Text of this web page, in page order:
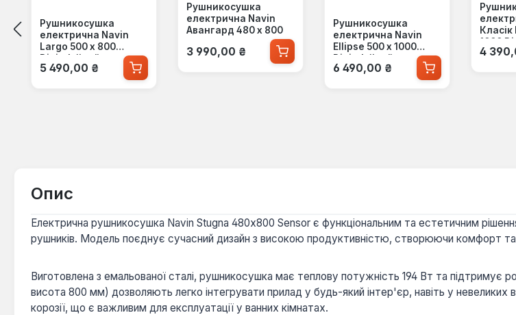
Рушникосушка
електрична Navin
Largo 500 х 800
Digital білий оксамит
Звичайна ціна:
5 490,00 ₴
Рушникосушка
електрична Navin
Авангард 480 х 800
Звичайна ціна:
3 990,00 ₴
Рушникосушка
електрична Navin
Ellipse 500 х 1000
Digital білий оксамит
Звичайна ціна:
6 490,00 ₴
1000
4
Опис
Електрична рушникосушка Navin Stugna 480х800 Sensor є функціональним та естетичним
рушників. Модель поєднує сучасний дизайн з високою продуктивністю, створюючи комфорт та
Виготовлена з емальованої сталі, рушникосушка має теплову потужність 194 Вт та підтримує
висота 800 мм) дозволяють легко інтегрувати прилад у будь-який інтер'єр, навіть у невеликих
корозії, що є важливим для експлуатації у ванних кімнатах.